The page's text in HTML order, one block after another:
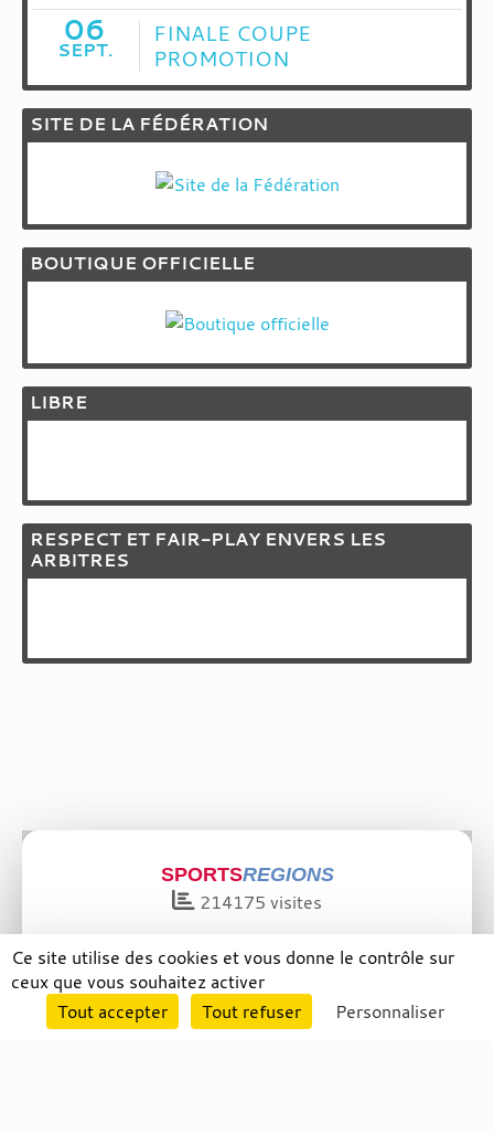
06
SEPT.
FINALE COUPE
PROMOTION
SITE DE LA FÉDÉRATION
BOUTIQUE OFFICIELLE
LIBRE
RESPECT ET FAIR-PLAY ENVERS LES
ARBITRES
SPORTSREGIONS
214175 visites
Charte cookies
Gestion des cookies
Envie de participer ? Connexion
Ce site utilise des cookies et vous donne le contrôle sur
ceux que vous souhaitez activer
Tout accepter
Tout refuser Personnaliser